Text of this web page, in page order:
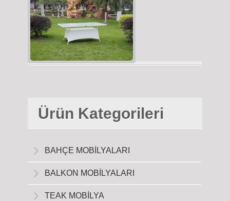
Ürün Kategorileri
BAHÇE MOBİLYALARI
BALKON MOBİLYALARI
TEAK MOBİLYA